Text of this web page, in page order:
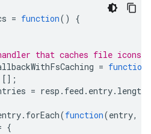
= function()
{
that caches file icons
= function
[];
= resp . feed . entry. length
. forEach(function(entry,
{